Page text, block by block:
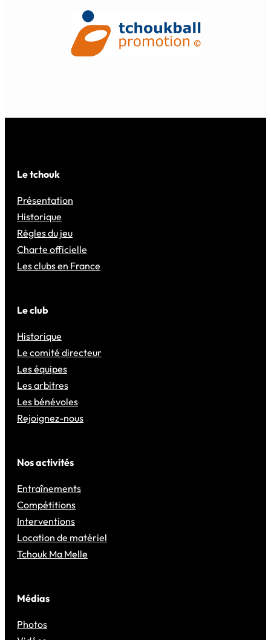
Le tchouk
Présentation
Historique
Règles du jeu
Charte officielle
Les clubs en France
Le club
Historique
Le comité directeur
Les équipes
Les arbitres
Les bénévoles
Rejoignez-nous
Nos activités
Entraînements
Compétitions
Interventions
Location de matériel
Tchouk Ma Melle
Médias
Photos